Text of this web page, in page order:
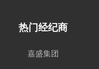
热门经纪商
嘉盛集团